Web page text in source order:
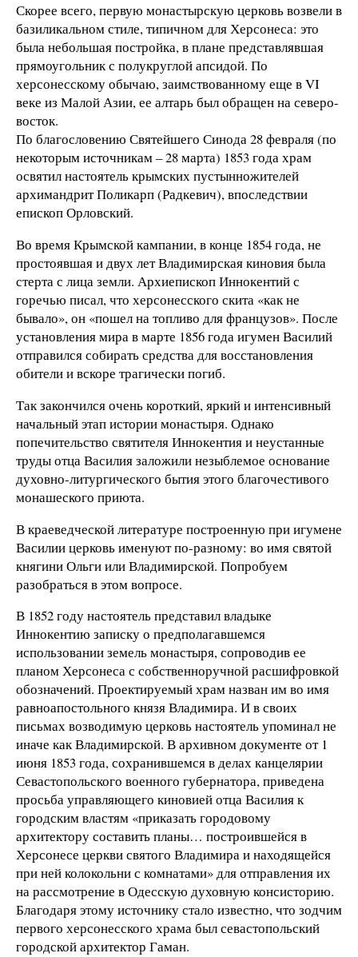
Скорее всего, первую монастырскую церковь возвели в
базиликальном стиле, типичном для Херсонеса: это
была небольшая постройка, в плане представлявшая
прямоугольник с полукруглой апсидой. По
херсонесскому обычаю, заимствованному еще в VI
веке из Малой Азии, ее алтарь был обращен на северо-
восток.
По благословению Святейшего Синода 28 февраля (по
некоторым источникам – 28 марта) 1853 года храм
освятил настоятель крымских пустынножителей
архимандрит Поликарп (Радкевич), впоследствии
епископ Орловский.
Во время Крымской кампании, в конце 1854 года, не
простоявшая и двух лет Владимирская киновия была
стерта с лица земли. Архиепископ Иннокентий с
горечью писал, что херсонесского скита «как не
бывало», он «пошел на топливо для французов». После
установления мира в марте 1856 года игумен Василий
отправился собирать средства для восстановления
обители и вскоре трагически погиб.
Так закончился очень короткий, яркий и интенсивный
начальный этап истории монастыря. Однако
попечительство святителя Иннокентия и неустанные
труды отца Василия заложили незыблемое основание
духовно-литургического бытия этого благочестивого
монашеского приюта.
В краеведческой литературе построенную при игумене
Василии церковь именуют по-разному: во имя святой
княгини Ольги или Владимирской. Попробуем
разобраться в этом вопросе.
В 1852 году настоятель представил владыке
Иннокентию записку о предполагавшемся
использовании земель монастыря, сопроводив ее
планом Херсонеса с собственноручной расшифровкой
обозначений. Проектируемый храм назван им во имя
равноапостольного князя Владимира. И в своих
письмах возводимую церковь настоятель упоминал не
иначе как Владимирской. В архивном документе от 1
июня 1853 года, сохранившемся в делах канцелярии
Севастопольского военного губернатора, приведена
просьба управляющего киновией отца Василия к
городским властям «приказать городовому
архитектору составить планы… построившейся в
Херсонесе церкви святого Владимира и находящейся
при ней колокольни с комнатами» для отправления их
на рассмотрение в Одесскую духовную консисторию.
Благодаря этому источнику стало известно, что зодчим
первого херсонесского храма был севастопольский
городской архитектор Гаман.